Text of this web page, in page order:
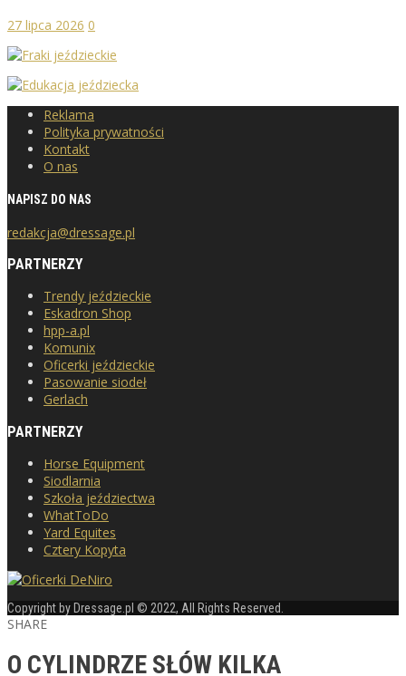
27 lipca 2026 0
Reklama
Polityka prywatności
Kontakt
O nas
NAPISZ DO NAS
redakcja@dressage.pl
PARTNERZY
Trendy jeździeckie
Eskadron Shop
hpp-a.pl
Komunix
Oficerki jeździeckie
Pasowanie siodeł
Gerlach
PARTNERZY
Horse Equipment
Siodlarnia
Szkoła jeździectwa
WhatToDo
Yard Equites
Cztery Kopyta
Copyright by Dressage.pl © 2022, All Rights Reserved.
SHARE
O CYLINDRZE SŁÓW KILKA